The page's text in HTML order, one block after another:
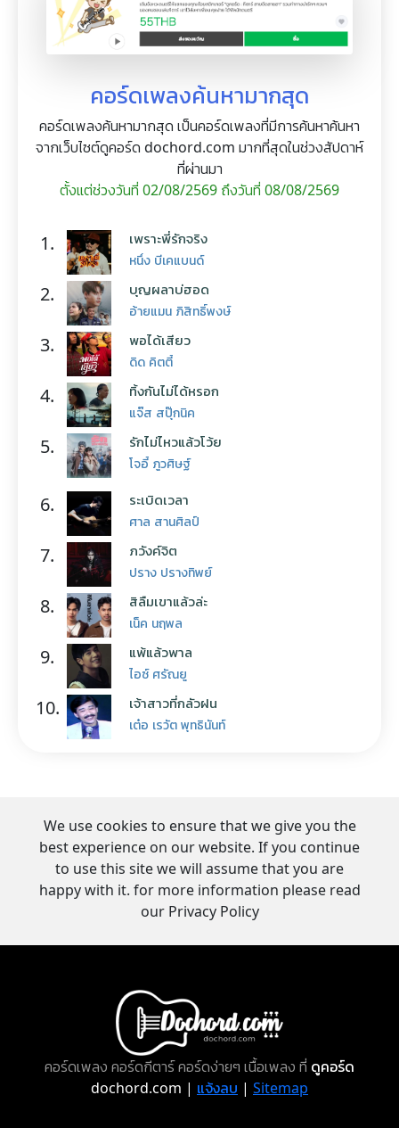
คอร์ดเพลงค้นหามากสุด
คอร์ดเพลงค้นหามากสุด เป็นคอร์ดเพลงที่มีการค้นหาค้นหา
จากเว็บไซต์ดูคอร์ด dochord.com มากที่สุดในช่วงสัปดาห์
ที่ผ่านมา
ตั้งแต่ช่วงวันที่ 02/08/2569 ถึงวันที่ 08/08/2569
1. เพราะพี่รักจริง
หนึ่ง บีเคแบนด์
2. บุญผลาบ่ฮอด
อ้ายแมน ภิสิทธิ์พงษ์
3. พอได้เสียว
ดิด คิตตี้
4. ทิ้งกันไม่ได้หรอก
แจ๊ส สปุ๊กนิค
5. รักไม่ไหวแล้วโว้ย
โจอี้ ภูวศิษฐ์
6. ระเบิดเวลา
ศาล สานศิลป์
7. ภวังค์จิต
ปราง ปรางทิพย์
8. สิลืมเขาแล้วล่ะ
เน็ค นฤพล
9. แพ้แล้วพาล
ไอซ์ ศรัณยู
10. เจ้าสาวที่กลัวฝน
เต๋อ เรวัต พุทธินันท์
We use cookies to ensure that we give you the
best experience on our website. If you continue
to use this site we will assume that you are
happy with it. for more information please read
our Privacy Policy
คอร์ดเพลง คอร์ดกีตาร์ คอร์ดง่ายๆ เนื้อเพลง ที่ ดูคอร์ด
dochord.com | แจ้งลบ | Sitemap